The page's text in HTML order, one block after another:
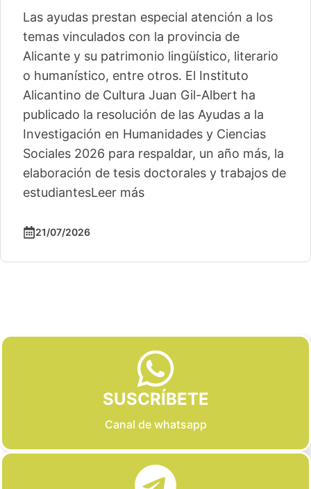
Las ayudas prestan especial atención a los
temas vinculados con la provincia de
Alicante y su patrimonio lingüístico, literario
o humanístico, entre otros. El Instituto
Alicantino de Cultura Juan Gil-Albert ha
publicado la resolución de las Ayudas a la
Investigación en Humanidades y Ciencias
Sociales 2026 para respaldar, un año más, la
elaboración de tesis doctorales y trabajos de
estudiantesLeer más
21/07/2026
SUSCRÍBETE
Canal de whatsapp